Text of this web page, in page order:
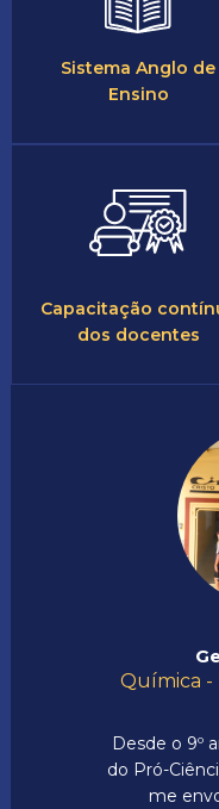
Sistema Anglo de
Ensino
Capacitação
dos docentes
Química -
Desde o 9º
do Pró-
me